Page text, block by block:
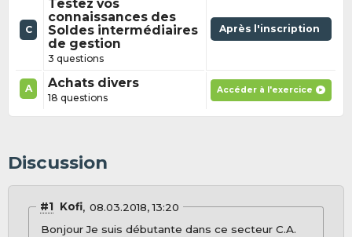
C
Testez vos
connaissances des
Soldes intermédiaires
de gestion
3 questions
Après l'inscription
A Achats divers
18 questions
Accéder à l'exercice
Discussion
#1 Kofi 08.03.2018, 13:20
Bonjour Je suis débutante dans ce secteur C.A.